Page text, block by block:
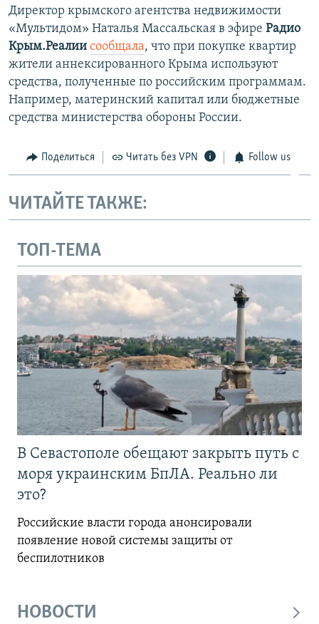
Директор крымского агентства недвижимости
«Мультидом» Наталья Массальская в эфире Радио
Крым.Реалии сообщала, что при покупке квартир
жители аннексированного Крыма используют
средства, полученные по российским программам.
Например, материнский капитал или бюджетные
средства министерства обороны России.
Поделиться Читать без VPN Follow us
ЧИТАЙТЕ ТАКЖЕ:
ТОП-ТЕМА
В Севастополе обещают закрыть путь с
моря украинским БпЛА. Реально ли
это?
Российские власти города анонсировали
появление новой системы защиты от
беспилотников
НОВОСТИ